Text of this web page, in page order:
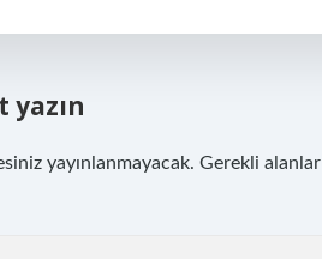
yazın
yayınlanmayacak. Gerekli alanlar